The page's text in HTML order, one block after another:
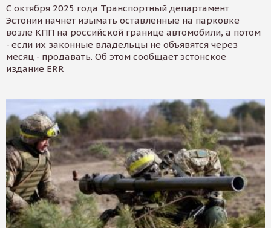
С октября 2025 года Транспортный департамент
Эстонии начнет изымать оставленные на парковке
возле КПП на российской границе автомобили, а потом
- если их законные владельцы не объявятся через
месяц - продавать. Об этом сообщает эстонское
издание ERR